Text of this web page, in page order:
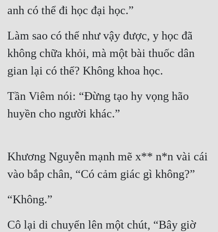
Cổ Đại
Gia Đấu
Góc Nhìn Nam
Huyền Huyễn
Huyền Nghi
Huyền Ảo
Hài Hước
anh có thể đi học đại học.”
Làm sao có thể như vậy được, y học đã
không chữa khỏi, mà một bài thuốc dân
gian lại có thể? Không khoa học.
Tần Viêm nói: “Đừng tạo hy vọng hão
huyền cho người khác.”
Khương Nguyễn mạnh mẽ x** n*n vài cái
vào bắp chân, “Có cảm giác gì không?”
“Không.”
Cô lại di chuyển lên một chút, “Bây giờ